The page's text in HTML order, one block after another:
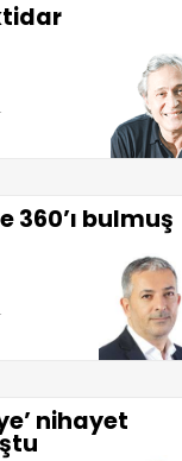
360’ı bulmuş
nihayet